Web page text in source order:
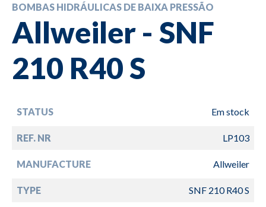
BOMBAS HIDRÁULICAS DE BAIXA PRESSÃO
Allweiler - SNF
210 R40 S
STATUS Em stock
REF. NR LP103
MANUFACTURE Allweiler
TYPE SNF 210 R40 S